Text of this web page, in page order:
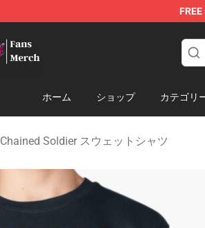
FREE
ホーム ショップ カテゴリ
Chained Soldier スウェットシャツ